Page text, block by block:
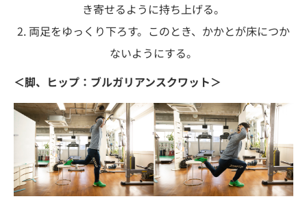
き寄せるように持ち上げる。
2. 両足をゆっくり下ろす。このとき、かかとが床につか
ないようにする。
＜脚、ヒップ：ブルガリアンスクワット＞